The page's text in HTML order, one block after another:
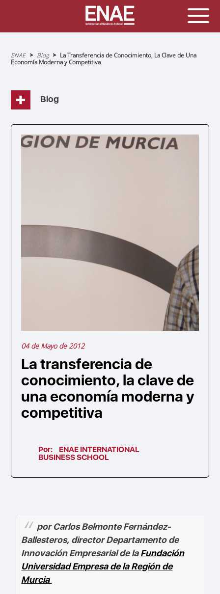
Sobrescribir
enlaces
de
navegación
ENAE Blog
La Transferencia de Conocimiento, La Clave de Una
Economía Moderna y Competitiva
Blog
04 de Mayo de 2012
La transferencia de
conocimiento, la clave de
una economía moderna y
competitiva
Por:
ENAE INTERNATIONAL
BUSINESS SCHOOL
por Carlos Belmonte Fernández-
Ballesteros, director Departamento de
Innovación Empresarial de laFundación
Universidad Empresa de la Región de
Murcia